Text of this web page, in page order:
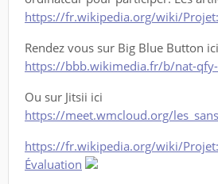
https://fr.wikipedia.org/wiki/
Rendez vous sur Big Blue Button ici
https://bbb.wikimedia.fr/b/nat-
Ou sur Jitsii ici
https://meet.wmcloud.org/
https://fr.wikipedia.org/wiki/
Évaluation